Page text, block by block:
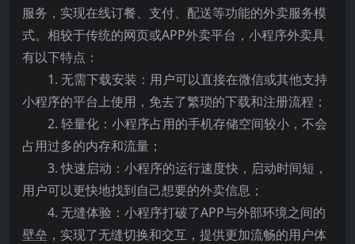
服务，实现在线订餐、支付、配送等功能的外卖服务模
式。相较于传统的网页或APP外卖平台，小程序外卖具
有以下特点：
1. 无需下载安装：用户可以直接在微信或其他支持
小程序的平台上使用，免去了繁琐的下载和注册流程；
2. 轻量化：小程序占用的手机存储空间较小，不会
占用过多的内存和流量；
3. 快速启动：小程序的运行速度快，启动时间短，
用户可以更快地找到自己想要的外卖信息；
4. 无缝体验：小程序打破了APP与外部环境之间的
壁垒，实现了无缝切换和交互，提供更加流畅的用户体